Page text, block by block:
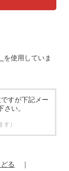
のために、氏
を施した上
合がありま
供事業者のプ
。
を適切に保護で
して委託先を
し、お客様の
を使用していま
すが下記メー
い。
す）
る ｜